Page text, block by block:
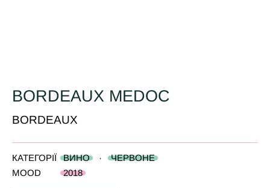
BORDEAUX MEDOC
BORDEAUX
КАТЕГОРІЇ ВИНО ·
ЧЕРВОНЕ
MOOD
2018